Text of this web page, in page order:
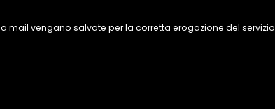
mail vengano salvate per la corretta erogazione del servizio